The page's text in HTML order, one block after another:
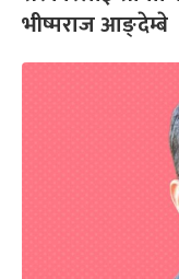
भीष्मराज आङ्देम्बे